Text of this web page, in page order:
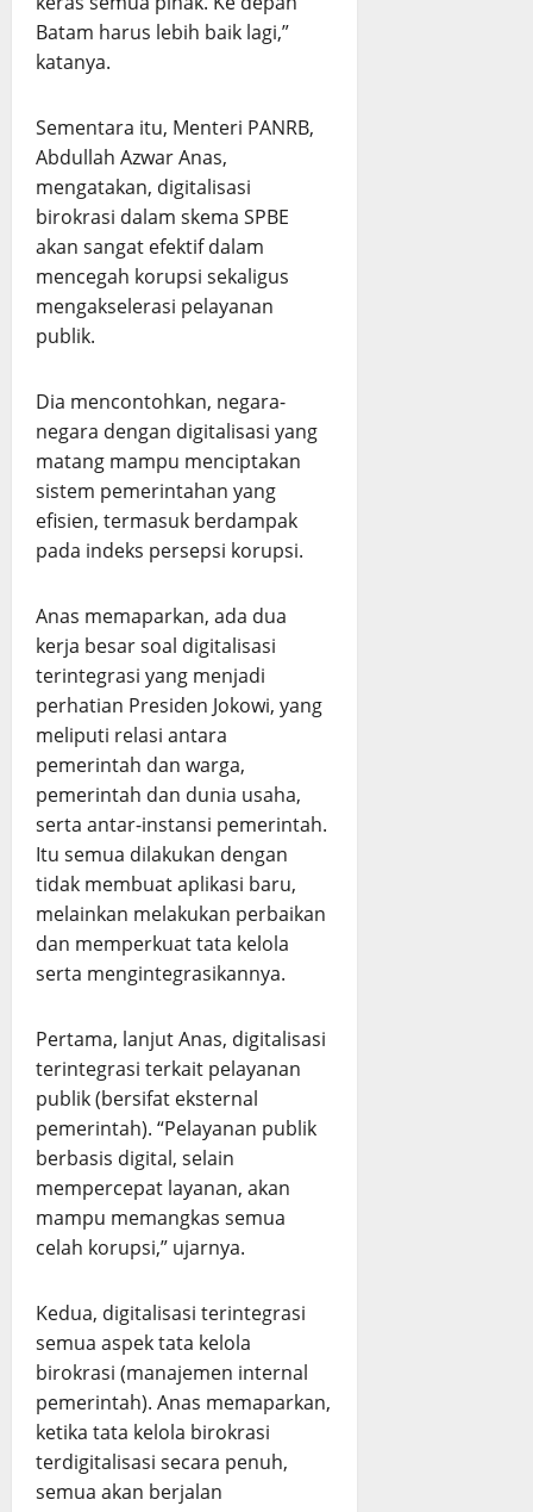
Batam harus lebih baik lagi,”
katanya.
Sementara itu, Menteri PANRB,
Abdullah Azwar Anas,
mengatakan, digitalisasi
birokrasi dalam skema SPBE
akan sangat efektif dalam
mencegah korupsi sekaligus
mengakselerasi pelayanan
publik.
Dia mencontohkan, negara-
negara dengan digitalisasi yang
matang mampu menciptakan
sistem pemerintahan yang
efisien, termasuk berdampak
pada indeks persepsi korupsi.
Anas memaparkan, ada dua
kerja besar soal digitalisasi
terintegrasi yang menjadi
perhatian Presiden Jokowi, yang
meliputi relasi antara
pemerintah dan warga,
pemerintah dan dunia usaha,
serta antar-instansi pemerintah.
Itu semua dilakukan dengan
tidak membuat aplikasi baru,
melainkan melakukan perbaikan
dan memperkuat tata kelola
serta mengintegrasikannya.
Pertama, lanjut Anas, digitalisasi
terintegrasi terkait pelayanan
publik (bersifat eksternal
pemerintah). “Pelayanan publik
berbasis digital, selain
mempercepat layanan, akan
mampu memangkas semua
celah korupsi,” ujarnya.
Kedua, digitalisasi terintegrasi
semua aspek tata kelola
birokrasi (manajemen internal
pemerintah). Anas memaparkan,
ketika tata kelola birokrasi
terdigitalisasi secara penuh,
semua akan berjalan